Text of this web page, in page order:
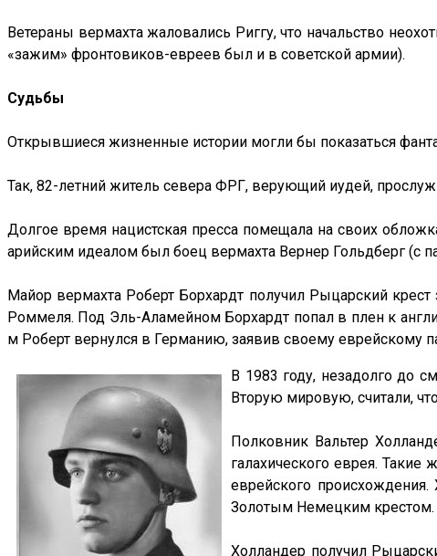
Ветераны вермахта жаловались Риггу, что начальство
«зажим» фронтовиков-евреев был и в советской армии).
Судьбы
Открывшиеся жизненные истории могли бы показаться
Так, 82-летний житель севера ФРГ, верующий иудей,
Долгое время нацистская пресса помещала на своих
арийским идеалом был боец вермахта Вернер Гольдберг (с
Майор вермахта Роберт Борхардт получил Рыцарский
Роммеля. Под Эль-Аламейном Борхардт попал в плен к
м Роберт вернулся в Германию, заявив своему еврейскому
В 1983 году, незадолго до
Вторую мировую, считали,
Полковник Вальтер
галахического еврея.
еврейского
Золотым Немецким крестом.
Холландер получил